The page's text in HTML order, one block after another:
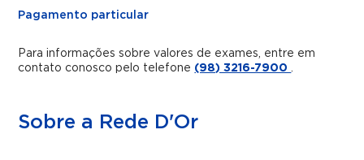
Pagamento particular
Para informações sobre valores de exames, entre em
contato conosco pelo telefone (98) 3216-7900.
Sobre a Rede D'Or